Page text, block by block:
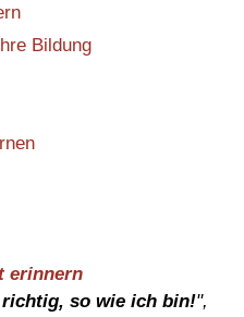
Bildung
erinnern
so wie ich bin!",